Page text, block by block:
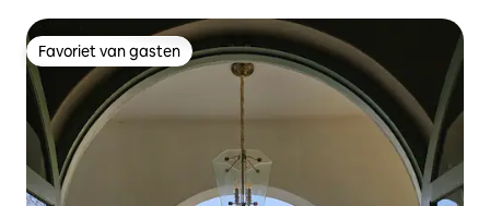
Favoriet van gasten
Favoriet van gasten